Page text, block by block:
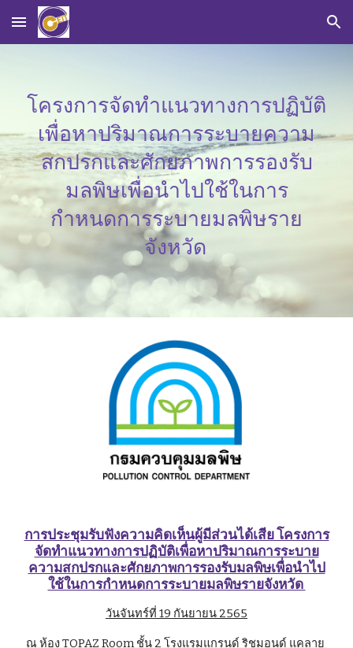
Skip to main content Skip to navigation
โครงการจัดทำแนวทางการปฏิบัติ
เพื่อหาปริมาณการระบายความ
สกปรกและศักยภาพการรองรับ
มลพิษเพื่อนำไปใช้ในการ
กำหนดการระบายมลพิษราย
จังหวัด
การประชุมรับฟังความคิดเห็นผู้มีส่วนได้เสีย โครงการ
จัดทำแนวทางการปฏิบัติเพื่อหาปริมาณการระบาย
ความสกปรกและศักยภาพการรองรับมลพิษเพื่อนำไป
ใช้ในการกำหนดการระบายมลพิษรายจังหวัด
วันจันทร์ที่ 19 กันยายน 2565
ณ ห้อง TOPAZ Room ชั้น 2 โรงแรมแกรนด์ ริชมอนด์ แคลาย